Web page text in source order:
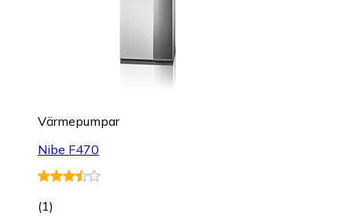
Värmepumpar
Nibe F470
(1)